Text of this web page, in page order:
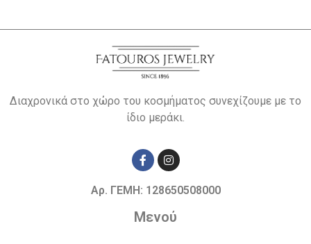
Διαχρονικά στο χώρο του κοσμήματος συνεχίζουμε με το
ίδιο μεράκι.
Αρ. ΓΕΜΗ: 128650508000
Μενού